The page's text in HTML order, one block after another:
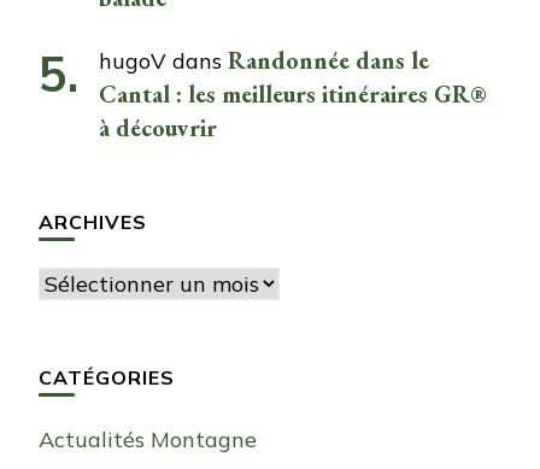
hugoV dans Randonnée dans le
Cantal : les meilleurs itinéraires GR®
à découvrir
ARCHIVES
Archives
CATÉGORIES
Actualités Montagne